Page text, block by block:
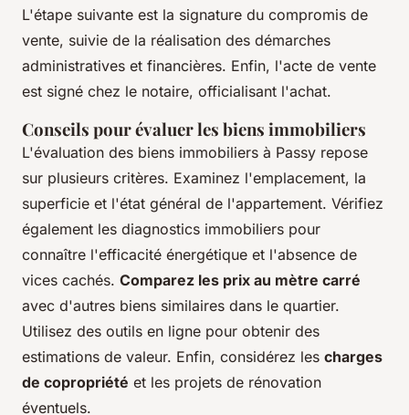
L'étape suivante est la signature du compromis de
vente, suivie de la réalisation des démarches
administratives et financières. Enfin, l'acte de vente
est signé chez le notaire, officialisant l'achat.
Conseils pour évaluer les biens immobiliers
L'évaluation des biens immobiliers à Passy repose
sur plusieurs critères. Examinez l'emplacement, la
superficie et l'état général de l'appartement. Vérifiez
également les diagnostics immobiliers pour
connaître l'efficacité énergétique et l'absence de
vices cachés. Comparez les prix au mètre carré
avec d'autres biens similaires dans le quartier.
Utilisez des outils en ligne pour obtenir des
estimations de valeur. Enfin, considérez les charges
de copropriété et les projets de rénovation
éventuels.